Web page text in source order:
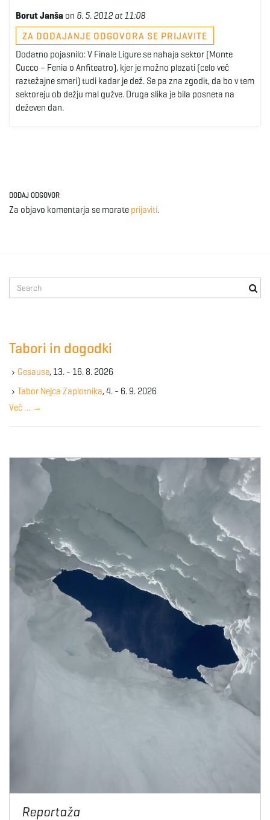
Borut Janša on 6. 5. 2012 at 11:08
ZA DODAJANJE ODGOVORA SE PRIJAVITE
Dodatno pojasnilo: V Finale Ligure se nahaja sektor (Monte
Cucco – Fenia o Anfiteatro), kjer je možno plezati (celo več
raztežajne smeri) tudi kadar je dež. Se pa zna zgodit, da bo v tem
sektoreju ob dežju mal gužve. Druga slika je bila posneta na
deževen dan.
DODAJ ODGOVOR
Za objavo komentarja se morate prijaviti.
e
e
y
w
r
Tabori in dogodki
Gesause, 13. - 16. 8. 2026
Tabor Nejca Zaplotnika, 4. - 6. 9. 2026
Več … →